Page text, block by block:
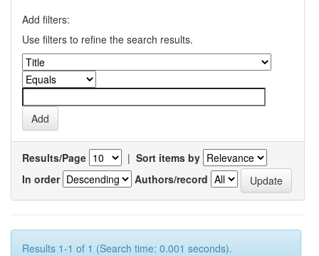
Add filters:
Use filters to refine the search results.
Results/Page | Sort items by
In order
Authors/record
Results 1-1 of 1 (Search time: 0.001 seconds).